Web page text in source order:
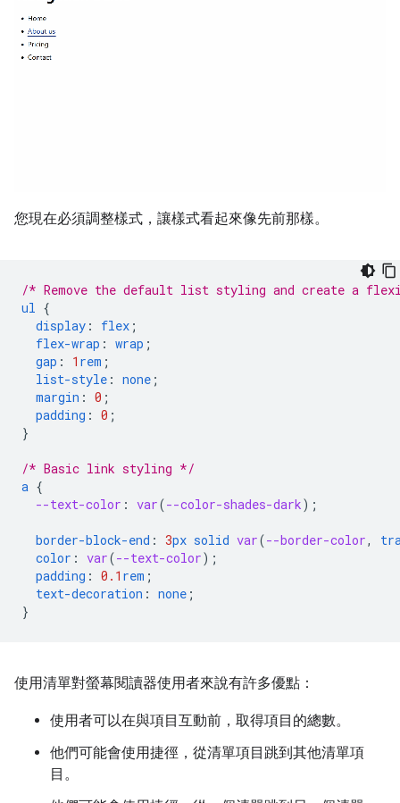
您現在必須調整樣式，讓樣式看起來像先前那樣。
/* Remove the default list styling and create a
ul {
display : flex ;
flex-wrap : wrap ;
gap : 1 rem ;
list-style : none ;
margin : 0 ;
padding : 0 ;
}
/* Basic link styling */
a {
--text-color : var(--color-shades-dark);
border-block-end : 3px solid var(--border-color,
color : var(--text-color);
padding : 0.1 rem ;
text-decoration : none ;
}
使用清單對螢幕閱讀器使用者來說有許多優點：
使用者可以在與項目互動前，取得項目的總數。
他們可能會使用捷徑，從清單項目跳到其他清單項
目。